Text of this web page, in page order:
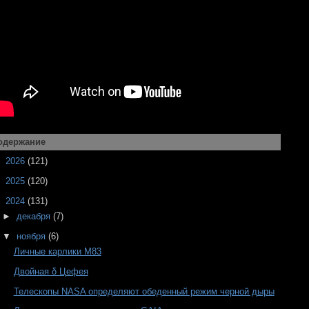
2026(121)
2025(120)
2024(131)
► декабря (7)
▼ ноября (6)
Личные карлики М83
Двойная δ Цефея
Телескопы NASA определяют обеденный режим черной дыры